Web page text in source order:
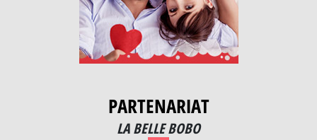
PARTENARIAT
LA BELLE BOBO